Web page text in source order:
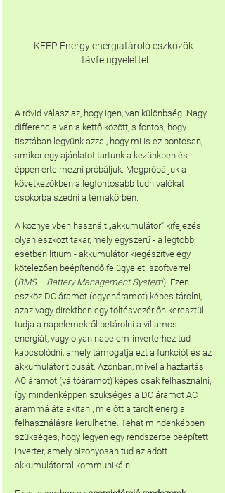
KEEP Energy energiatároló eszközök
távfelügyelettel
A rövid válasz az, hogy igen, van különbség. Nagy
differencia van a kettő között, s fontos, hogy
tisztában legyünk azzal, hogy mi is ez pontosan,
amikor egy ajánlatot tartunk a kezünkben és
éppen értelmezni próbáljuk. Megpróbáljuk a
következőkben a legfontosabb tudnivalókat
csokorba szedni a témakörben.
A köznyelvben használt „akkumulátor” kifejezés
olyan eszközt takar, mely egyszerű - a legtöbb
esetben lítium - akkumulátor kiegészítve egy
kötelezően beépítendő felügyeleti szoftverrel
(BMS – Battery Management System). Ezen
eszköz DC áramot (egyenáramot) képes tárolni,
azaz vagy direktben egy töltésvezérlőn keresztül
tudja a napelemekről betárolni a villamos
energiát, vagy olyan napelem-inverterhez tud
kapcsolódni, amely támogatja ezt a funkciót és az
akkumulátor típusát. Azonban, mivel a háztartás
AC áramot (váltóáramot) képes csak felhasználni,
így mindenképpen szükséges a DC áramot AC
árammá átalakítani, mielőtt a tárolt energia
felhasználásra kerülhetne. Tehát mindenképpen
szükséges, hogy legyen egy rendszerbe beépített
inverter, amely bizonyosan tud az adott
akkumulátorral kommunikálni.